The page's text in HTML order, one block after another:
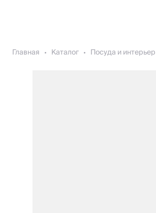
Главная Каталог Посуда и интерьер